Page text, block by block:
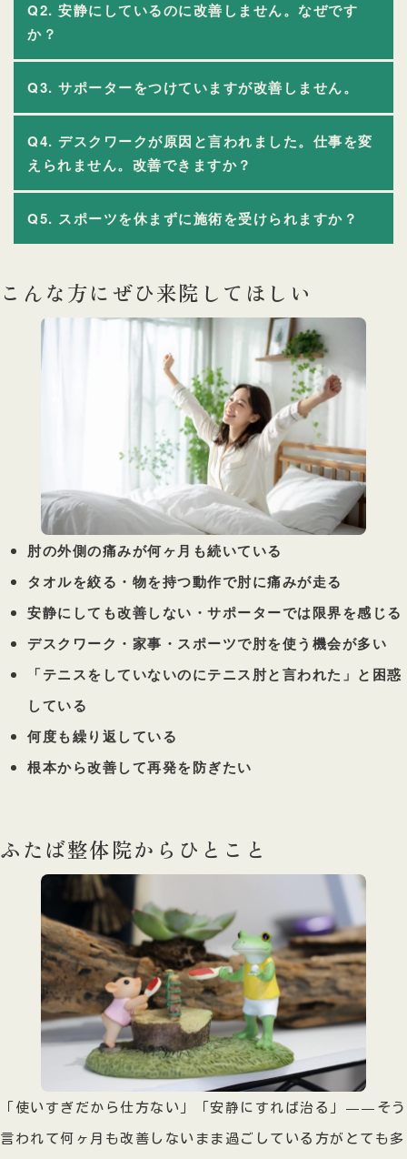
Q2. 安静にしているのに改善しません。なぜです
か？
Q3. サポーターをつけていますが改善しません。
Q4. デスクワークが原因と言われました。仕事を変
えられません。改善できますか？
Q5. スポーツを休まずに施術を受けられますか？
こんな方にぜひ来院してほしい
肘の外側の痛みが何ヶ月も続いている
タオルを絞る・物を持つ動作で肘に痛みが走る
安静にしても改善しない・サポーターでは限界を感じる
デスクワーク・家事・スポーツで肘を使う機会が多い
「テニスをしていないのにテニス肘と言われた」と困惑
している
何度も繰り返している
根本から改善して再発を防ぎたい
ふたば整体院からひとこと
「使いすぎだから仕方ない」「安静にすれば治る」——そう
言われて何ヶ月も改善しないまま過ごしている方がとても多